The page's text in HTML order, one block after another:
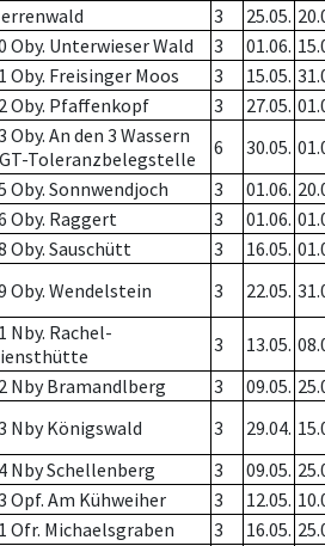
3 25.05.
Oby. Unterwieser Wald 3 01.06.
Oby. Freisinger Moos 3 15.05.
Oby. Pfaffenkopf 3 27.05.
Oby. An den 3 Wassern
Toleranzbelegstelle
6 30.05.
Oby. Sonnwendjoch 3 01.06.
Oby. Raggert 3 01.06.
Oby. Sauschütt 3 16.05.
Oby. Wendelstein 3 22.05.
Nby. Rachel-
3 13.05.
Nby Bramandlberg 3 09.05.
Nby Königswald 3 29.04.
Nby Schellenberg 3 09.05.
Opf. Am Kühweiher 3 12.05.
Ofr. Michaelsgraben 3 16.05.